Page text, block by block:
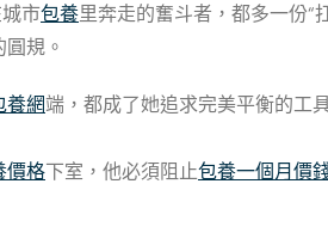
市包養里奔走的奮斗者，都多一份“
規。
養網端，都成了她追求完美平衡的工
價格下室，他必須阻止包養一個月價